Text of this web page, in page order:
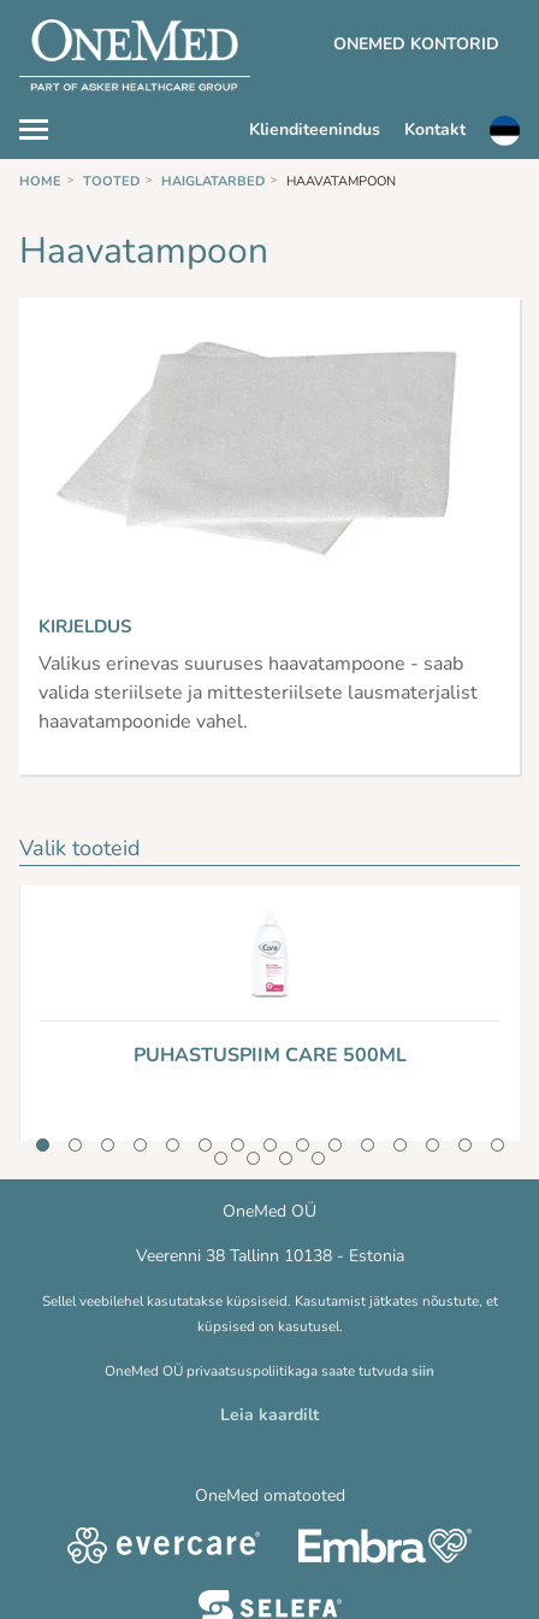
Klienditeenindus Kontakt
ONEMED KONTORID
HOME TOOTED HAIGLATARBED HAAVATAMPOON
Haavatampoon
KIRJELDUS
Valikus erinevas suuruses haavatampoone - saab
valida steriilsete ja mittesteriilsete lausmaterjalist
haavatampoonide vahel.
Valik tooteid
PUHASTUSPIIM CARE 500ML
OneMed OÜ
Veerenni 38 Tallinn 10138 - Estonia
Sellel veebilehel kasutatakse küpsiseid. Kasutamist jätkates nõustute, et
küpsised on kasutusel.
OneMed OÜ privaatsuspoliitikaga saate tutvudasiin
Leia kaardilt
OneMed omatooted